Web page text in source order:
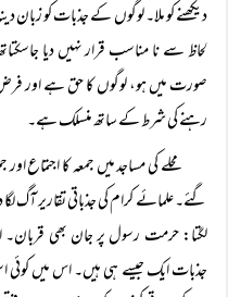
دیکھنے کو ملا۔ لوگوں کے جذبات کو زبان
لحاظ سے نا مناسب قرار نہیں دیا
صورت میں ہو، لوگوں کا حق ہے اور
رہنے کی شرط کے ساتھ منسلک ہے۔
محلے کی مساجد میں جمعہ کا
گئے۔ علمائے کرام کی جذباتی تقاریر آگ
لگتا: حرمت رسول پر جان بھی
جذبات ایک جیسے ہی ہیں۔ اس میں کوئی